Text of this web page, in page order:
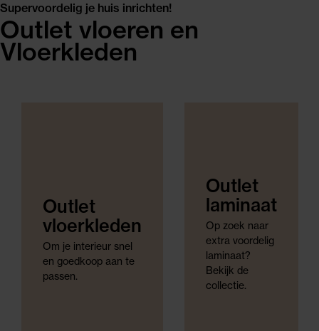
Supervoordelig je huis inrichten!
Outlet vloeren en
Vloerkleden
Outlet
vloerkleden
Om je interieur snel
en goedkoop aan te
passen.
Outlet
laminaat
Op zoek naar
extra voordelig
laminaat?
Bekijk de
collectie.